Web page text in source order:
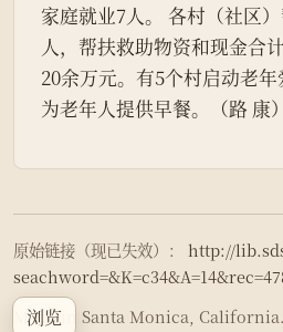
浏览
家庭就业7人。 各村（社区
人，帮扶救助物资和现金合计
20余万元。有5个村启动老
为老年人提供早餐。（路 康）
原始链接（现已失效）：
http://
Made in Santa Monica, California.